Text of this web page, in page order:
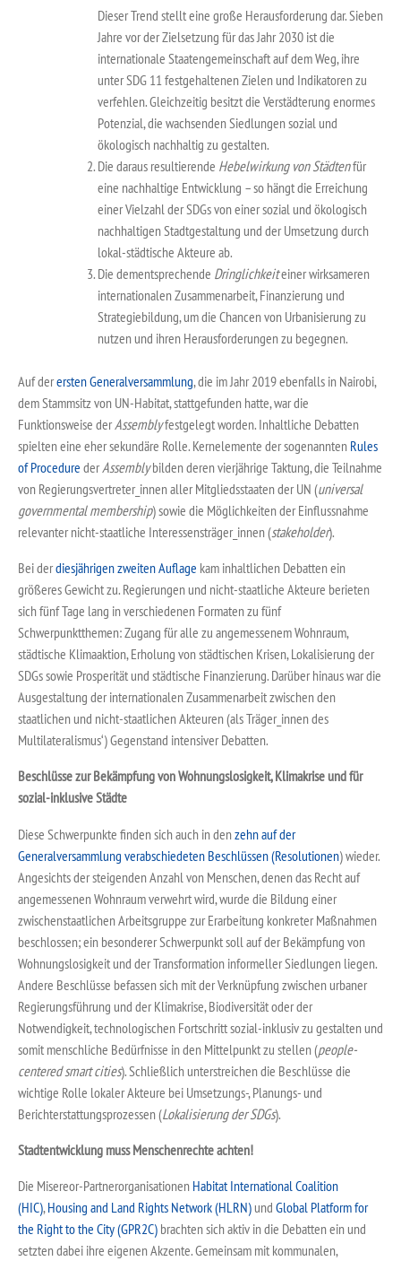
Dieser Trend stellt eine große Herausforderung dar. Sieben
Jahre vor der Zielsetzung für das Jahr 2030 ist die
internationale Staatengemeinschaft auf dem Weg, ihre
unter SDG 11 festgehaltenen Zielen und Indikatoren zu
verfehlen. Gleichzeitig besitzt die Verstädterung enormes
Potenzial, die wachsenden Siedlungen sozial und
ökologisch nachhaltig zu gestalten.
Die daraus resultierende Hebelwirkung von Städtenfür
eine nachhaltige Entwicklung – so hängt die Erreichung
einer Vielzahl der SDGs von einer sozial und ökologisch
nachhaltigen Stadtgestaltung und der Umsetzung durch
lokal-städtische Akteure ab.
Die dementsprechende Dringlichkeiteiner wirksameren
internationalen Zusammenarbeit, Finanzierung und
Strategiebildung, um die Chancen von Urbanisierung zu
nutzen und ihren Herausforderungen zu begegnen.
Auf derersten Generalversammlung, die im Jahr 2019 ebenfalls in Nairobi,
dem Stammsitz von UN-Habitat, stattgefunden hatte, war die
Funktionsweise derAssemblyfestgelegt worden. Inhaltliche Debatten
spielten eine eher sekundäre Rolle. Kernelemente der sogenannten Rules
of Procedure derAssemblybilden deren vierjährige Taktung, die Teilnahme
von Regierungsvertreter_innen aller Mitgliedsstaaten der UN (universal
governmental membership) sowie die Möglichkeiten der Einflussnahme
relevanter nicht-staatliche Interessensträger_innen (stakeholder).
Bei derdiesjährigen zweiten Auflage kam inhaltlichen Debatten ein
größeres Gewicht zu. Regierungen und nicht-staatliche Akteure berieten
sich fünf Tage lang in verschiedenen Formaten zu fünf
Schwerpunktthemen: Zugang für alle zu angemessenem Wohnraum,
städtische Klimaaktion, Erholung von städtischen Krisen, Lokalisierung der
SDGs sowie Prosperität und städtische Finanzierung. Darüber hinaus war die
Ausgestaltung der internationalen Zusammenarbeit zwischen den
staatlichen und nicht-staatlichen Akteuren (als Träger_innen des
Multilateralismus‘) Gegenstand intensiver Debatten.
Beschlüsse zur Bekämpfung von Wohnungslosigkeit, Klimakrise und für
sozial-inklusive Städte
Diese Schwerpunkte finden sich auch in denzehn auf der
Generalversammlung verabschiedeten Beschlüssen (Resolutionen) wieder.
Angesichts der steigenden Anzahl von Menschen, denen das Recht auf
angemessenen Wohnraum verwehrt wird, wurde die Bildung einer
zwischenstaatlichen Arbeitsgruppe zur Erarbeitung konkreter Maßnahmen
beschlossen; ein besonderer Schwerpunkt soll auf der Bekämpfung von
Wohnungslosigkeit und der Transformation informeller Siedlungen liegen.
Andere Beschlüsse befassen sich mit der Verknüpfung zwischen urbaner
Regierungsführung und der Klimakrise, Biodiversität oder der
Notwendigkeit, technologischen Fortschritt sozial-inklusiv zu gestalten und
somit menschliche Bedürfnisse in den Mittelpunkt zu stellen (people-
centered smart cities). Schließlich unterstreichen die Beschlüsse die
wichtige Rolle lokaler Akteure bei Umsetzungs-, Planungs- und
Berichterstattungsprozessen (Lokalisierung der SDGs).
Stadtentwicklung muss Menschenrechte achten!
Die Misereor-Partnerorganisationen Habitat International Coalition
(HIC),Housing and Land Rights Network (HLRN)und Global Platform for
the Right tothe City (GPR2C) brachten sich aktiv in die Debatten ein und
setzten dabei ihre eigenen Akzente. Gemeinsam mit kommunalen,